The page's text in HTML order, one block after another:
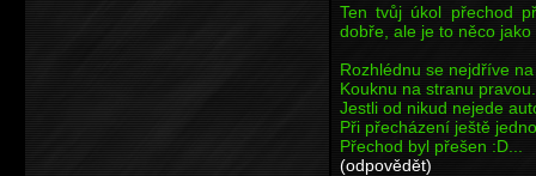
Ten tvůj úkol přechod
dobře, ale je to něco
Rozhlédnu se nejdříve
Kouknu na stranu pravou.
Jestli od nikud nejede
Při přecházení ještě
Přechod byl přešen :D...
(odpovědět)